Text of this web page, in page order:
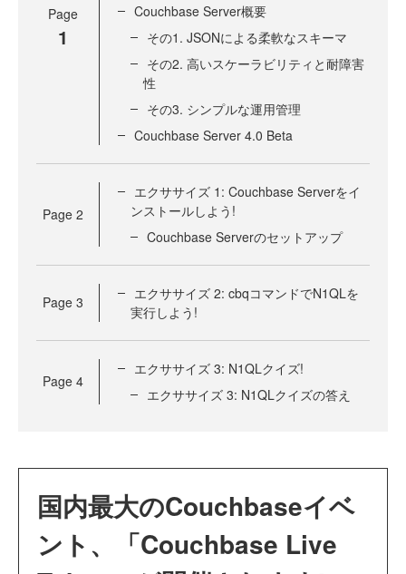
Page
1
Couchbase Server概要
その1. JSONによる柔軟なスキーマ
その2. 高いスケーラビリティと耐障害
性
その3. シンプルな運用管理
Couchbase Server 4.0 Beta
Page 2
エクササイズ 1: Couchbase Serverをイ
ンストールしよう!
Couchbase Serverのセットアップ
Page 3
エクササイズ 2: cbqコマンドでN1QLを
実行しよう!
Page 4
エクササイズ 3: N1QLクイズ!
エクササイズ 3: N1QLクイズの答え
国内最大のCouchbaseイベ
ント、「Couchbase Live